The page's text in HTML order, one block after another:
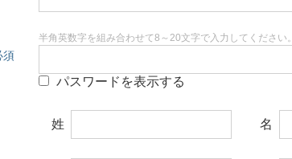
半角英数字を組み合わせて8～20文字で入力してください。
パスワードを表示する
姓 名